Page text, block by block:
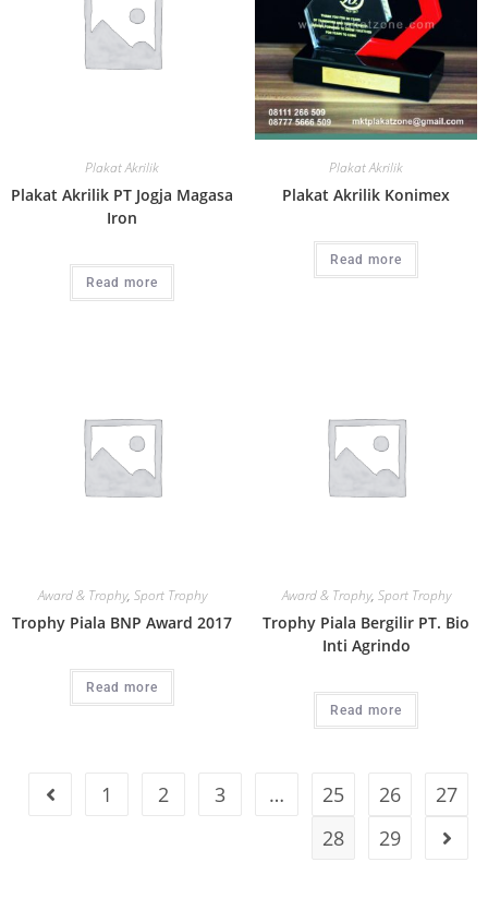
Plakat Akrilik
Plakat Akrilik PT Jogja Magasa
Iron
Read more
Plakat Akrilik
Plakat Akrilik Konimex
Read more
Award & Trophy, Sport Trophy
Trophy Piala BNP Award 2017
Read more
Award & Trophy, Sport Trophy
Trophy Piala Bergilir PT. Bio
Inti Agrindo
Read more
1 2 3 … 25 26
27
28
29